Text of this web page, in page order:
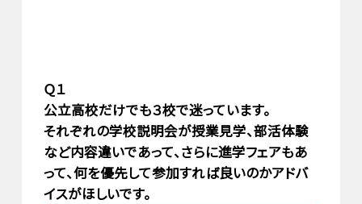
Ｑ１
公立高校だけでも３校で迷っています。
それぞれの学校説明会が授業見学、部活体験
など内容違いであって、さらに進学フェアもあ
って、何を優先して参加すれば良いのかアドバ
イスがほしいです。